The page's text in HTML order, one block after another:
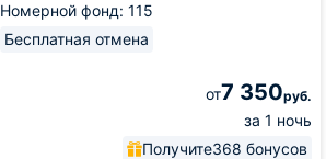
Номерной фонд: 115
Бесплатная отмена
от7 350руб.
за 1 ночь
Получите368 бонусов